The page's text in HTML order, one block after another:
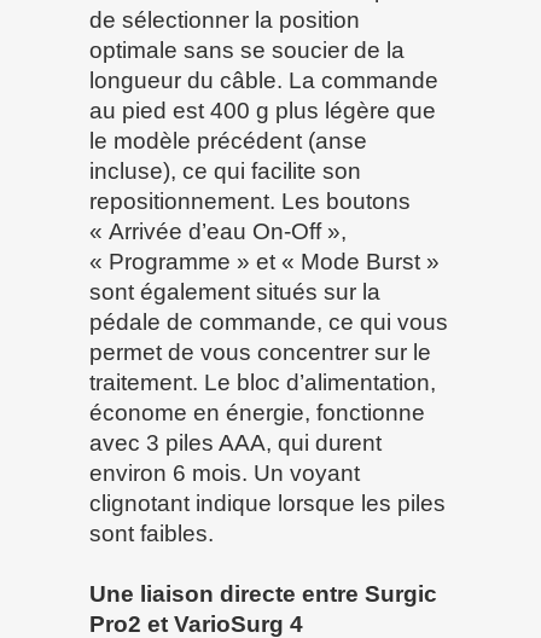
de sélectionner la position
optimale sans se soucier de la
longueur du câble. La commande
au pied est 400 g plus légère que
le modèle précédent (anse
incluse), ce qui facilite son
repositionnement. Les boutons
« Arrivée d’eau On-Off »,
« Programme » et « Mode Burst »
sont également situés sur la
pédale de commande, ce qui vous
permet de vous concentrer sur le
traitement. Le bloc d’alimentation,
économe en énergie, fonctionne
avec 3 piles AAA, qui durent
environ 6 mois. Un voyant
clignotant indique lorsque les piles
sont faibles.
Une liaison directe entre Surgic
Pro2 et VarioSurg 4